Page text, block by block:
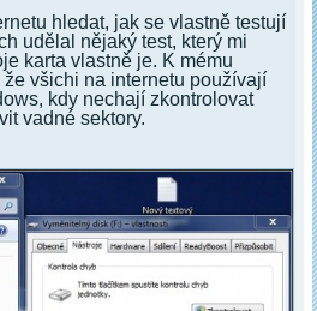
hledat, jak se vlastně testují
udělal nějaký test, který mi
karta vlastně je. K mému
všichi na internetu používají
kdy nechají zkontrolovat
vadné sektory.